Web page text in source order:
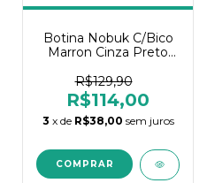
Botina Nobuk C/Bico
Marron Cinza Preto
R$129,90
R$114,00
3 x de R$38,00 sem juros